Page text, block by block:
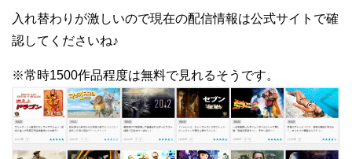
入れ替わりが激しいので現在の配信情報は公式サイトで確
認してくださいね♪
※常時1500作品程度は無料で見れるそうです。